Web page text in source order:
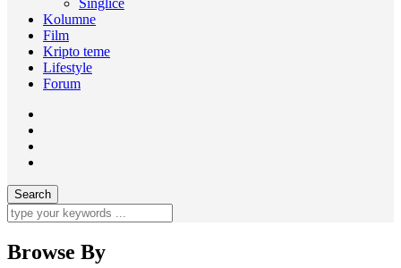
Singlice
Kolumne
Film
Kripto teme
Lifestyle
Forum
Browse By